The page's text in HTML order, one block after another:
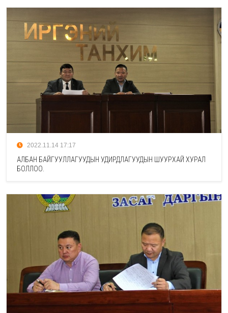
2022.11.14 17:17
АЛБАН БАЙГУУЛЛАГУУДЫН УДИРДЛАГУУДЫН ШУУРХАЙ ХУРАЛ
БОЛЛОО.